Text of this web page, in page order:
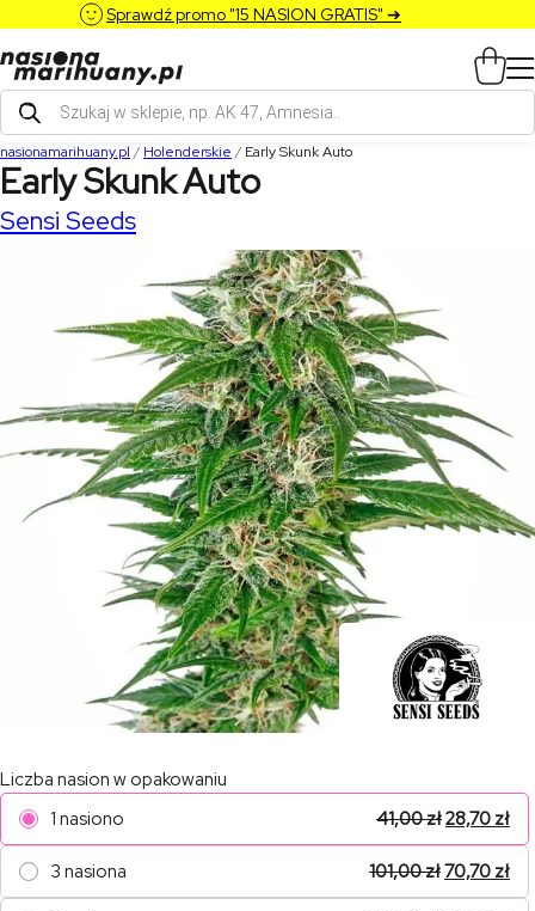
Sprawdź promo "15 NASION GRATIS" ➔
Wyszukiwarka
produktów
nasionamarihuany.pl / Holenderskie / Early Skunk Auto
Early Skunk Auto
Sensi Seeds
Liczba nasion w opakowaniu
1 nasiono
41,00zł28,70 zł
3 nasiona 101,00zł70,70 zł